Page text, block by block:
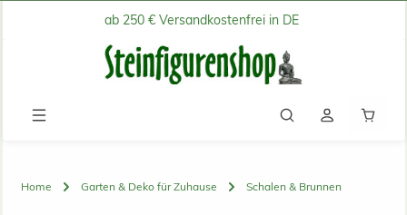
Zum Hauptinhalt springenab 250 € Versandkostenfrei in DE
Home Garten & Deko für Zuhause Schalen & Brunnen